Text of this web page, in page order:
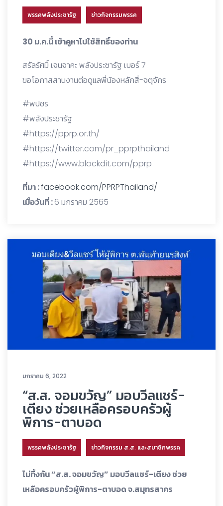
พรรคพลังประชารัฐ ข่าวกิจกรรมพรรค
30 ม.ค.นี้ เข้าคูหาไปใช้สิทธิ์ของท่าน
สรัลรัศมิ์ เจนจาคะ พลังประชารัฐ เบอร์ 7
ขอโอกาสสานงานต่อดูแลพี่น้องหลักสี่-จตุจักร
#พปชร
#พลังประชารัฐ
#https://pprp.or.th/
#https://twitter.com/pr_pprpthailand
#https://www.blockdit.com/pprp
ที่มา :facebook.com/PPRPThailand/
เมื่อวันที่ :6 มกราคม 2565
มกราคม 6, 2022
“ส.ส. จอมขวัญ” มอบวีลแชร์-
เตียง ช่วยเหลือครอบครัวผู้
พิการ-ตาบอด
พรรคพลังประชารัฐ ข่าวกิจกรรม ส.ส. และสมาชิกพรรค
ไม่ทิ้งกัน “ส.ส. จอมขวัญ” มอบวีลแชร์-เตียง ช่วย
เหลือครอบครัวผู้พิการ-ตาบอด จ.สมุทรสาคร